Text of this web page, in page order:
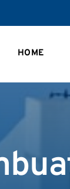
HOME